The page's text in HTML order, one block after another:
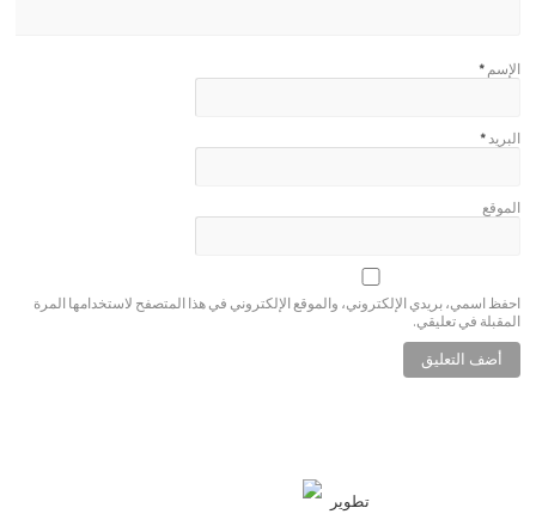
الإسم *
البريد*
الموقع
احفظ اسمي، بريدي الإلكتروني، والموقع الإلكتروني في هذا المتصفح لاستخدامها المرة
المقبلة في تعليقي.
تطوير